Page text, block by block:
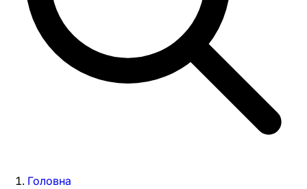
Головна